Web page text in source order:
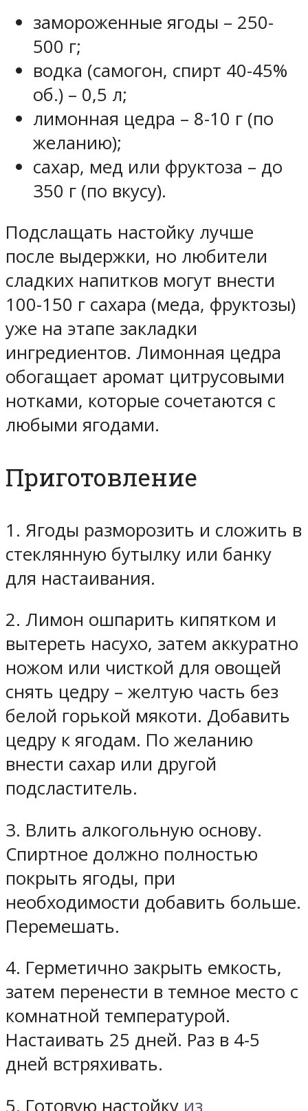
замороженные ягоды – 250-
500 г;
водка (самогон, спирт 40-45%
об.) – 0,5 л;
лимонная цедра – 8-10 г (по
желанию);
сахар, мед или фруктоза – до
350 г (по вкусу).
Подслащать настойку лучше
после выдержки, но любители
сладких напитков могут внести
100-150 г сахара (меда, фруктозы)
уже на этапе закладки
ингредиентов. Лимонная цедра
обогащает аромат цитрусовыми
нотками, которые сочетаются с
любыми ягодами.
Приготовление
1. Ягоды разморозить и сложить в
стеклянную бутылку или банку
для настаивания.
2. Лимон ошпарить кипятком и
вытереть насухо, затем аккуратно
ножом или чисткой для овощей
снять цедру – желтую часть без
белой горькой мякоти. Добавить
цедру к ягодам. По желанию
внести сахар или другой
подсластитель.
3. Влить алкогольную основу.
Спиртное должно полностью
покрыть ягоды, при
необходимости добавить больше.
Перемешать.
4. Герметично закрыть емкость,
затем перенести в темное место с
комнатной температурой.
Настаивать 25 дней. Раз в 4-5
дней встряхивать.
5. Готовую настойку из